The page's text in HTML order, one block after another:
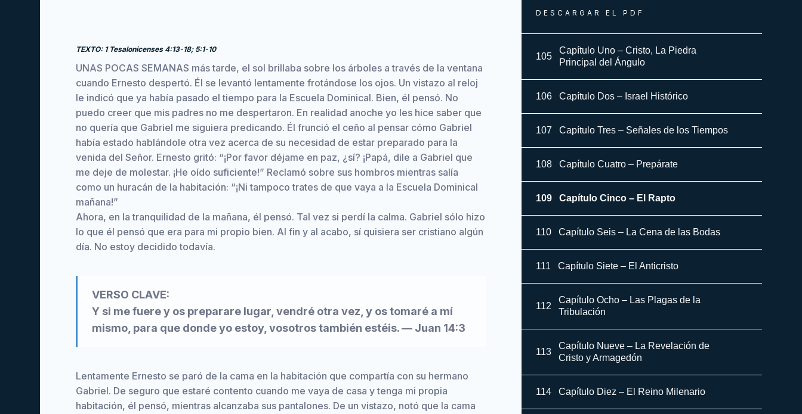
TEXTO: 1 Tesalonicenses 4:13-18; 5:1-10
UNAS POCAS SEMANAS más tarde, el sol brillaba sobre los árboles a través de la ventana
cuando Ernesto despertó. Él se levantó lentamente frotándose los ojos. Un vistazo al reloj
le indicó que ya había pasado el tiempo para la Escuela Dominical. Bien, él pensó. No
puedo creer que mis padres no me despertaron. En realidad anoche yo les hice saber que
no quería que Gabriel me siguiera predicando. Él frunció el ceño al pensar cómo Gabriel
había estado hablándole otra vez acerca de su necesidad de estar preparado para la
venida del Señor. Ernesto gritó: “¡Por favor déjame en paz, ¿sí? ¡Papá, dile a Gabriel que
me deje de molestar. ¡He oído suficiente!” Reclamó sobre sus hombros mientras salía
como un huracán de la habitación: “¡Ni tampoco trates de que vaya a la Escuela Dominical
mañana!”
Ahora, en la tranquilidad de la mañana, él pensó. Tal vez si perdí la calma. Gabriel sólo hizo
lo que él pensó que era para mi propio bien. Al fin y al acabo, sí quisiera ser cristiano algún
día. No estoy decidido todavía.
VERSO CLAVE:
Y si me fuere y os preparare lugar, vendré otra vez, y os tomaré a mí
mismo, para que donde yo estoy, vosotros también estéis. — Juan 14:3
Lentamente Ernesto se paró de la cama en la habitación que compartía con su hermano
Gabriel. De seguro que estaré contento cuando me vaya de casa y tenga mi propia
habitación, él pensó, mientras alcanzaba sus pantalones. De un vistazo, notó que la cama
DESCARGAR EL PDF
105
Capítulo Uno – Cristo, La Piedra
Principal del Ángulo
106 Capítulo Dos – Israel Histórico
107 Capítulo Tres – Señales de los Tiempos
108 Capítulo Cuatro – Prepárate
109 Capítulo Cinco – El Rapto
110 Capítulo Seis – La Cena de las Bodas
111 Capítulo Siete – El Anticristo
112
Capítulo Ocho – Las Plagas de la
Tribulación
113
Capítulo Nueve – La Revelación de
Cristo y Armagedón
114 Capítulo Diez – El Reino Milenario